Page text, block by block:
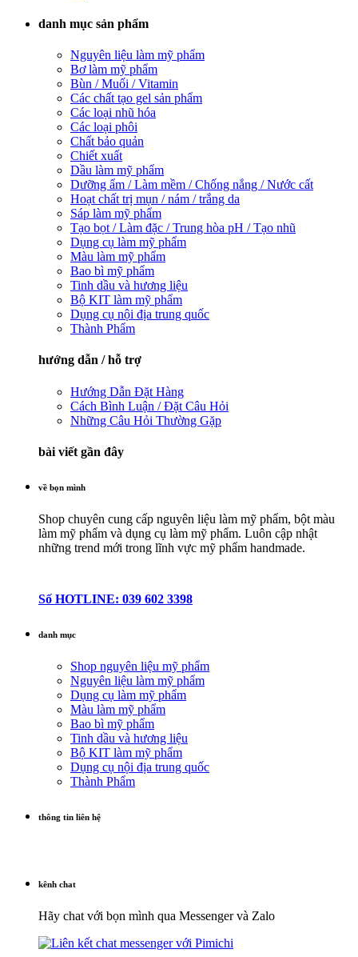
danh mục sản phẩm
Nguyên liệu làm mỹ phẩm
Bơ làm mỹ phẩm
Bùn / Muối / Vitamin
Các chất tạo gel sản phẩm
Các loại nhũ hóa
Các loại phôi
Chất bảo quản
Chiết xuất
Dầu làm mỹ phẩm
Dưỡng ẩm / Làm mềm / Chống nắng / Nước cất
Hoạt chất trị mụn / nám / trắng da
Sáp làm mỹ phẩm
Tạo bọt / Làm đặc / Trung hòa pH / Tạo nhũ
Dụng cụ làm mỹ phẩm
Màu làm mỹ phẩm
Bao bì mỹ phẩm
Tinh dầu và hương liệu
Bộ KIT làm mỹ phẩm
Dụng cụ nội địa trung quốc
Thành Phẩm
hướng dẫn / hỗ trợ
Hướng Dẫn Đặt Hàng
Cách Bình Luận / Đặt Câu Hỏi
Những Câu Hỏi Thường Gặp
bài viết gần đây
về bọn mình
Shop chuyên cung cấp nguyên liệu làm mỹ phẩm, bột màu
làm mỹ phẩm và dụng cụ làm mỹ phẩm. Luôn cập nhật
những trend mới trong lĩnh vực mỹ phẩm handmade.
Số HOTLINE: 039 602 3398
danh mục
Shop nguyên liệu mỹ phẩm
Nguyên liệu làm mỹ phẩm
Dụng cụ làm mỹ phẩm
Màu làm mỹ phẩm
Bao bì mỹ phẩm
Tinh dầu và hương liệu
Bộ KIT làm mỹ phẩm
Dụng cụ nội địa trung quốc
Thành Phẩm
thông tin liên hệ
kênh chat
Hãy chat với bọn mình qua Messenger và Zalo